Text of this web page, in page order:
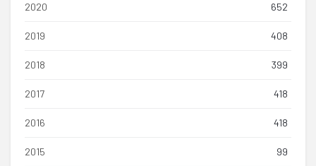
2020 652
2019 408
2018 399
2017 418
2016 418
2015 99